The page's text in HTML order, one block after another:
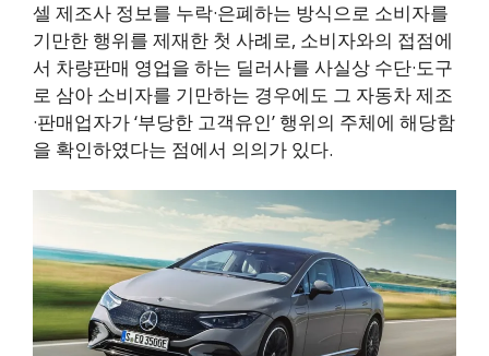
셀 제조사 정보를 누락·은폐하는 방식으로 소비자를
기만한 행위를 제재한 첫 사례로, 소비자와의 접점에
서 차량판매 영업을 하는 딜러사를 사실상 수단·도구
로 삼아 소비자를 기만하는 경우에도 그 자동차 제조
·판매업자가 ‘부당한 고객유인’ 행위의 주체에 해당함
을 확인하였다는 점에서 의의가 있다.